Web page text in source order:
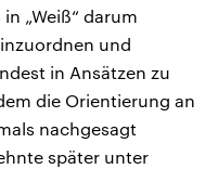
„Weiß“ darum
und
in Ansätzen zu
die Orientierung an
nachgesagt
später unter